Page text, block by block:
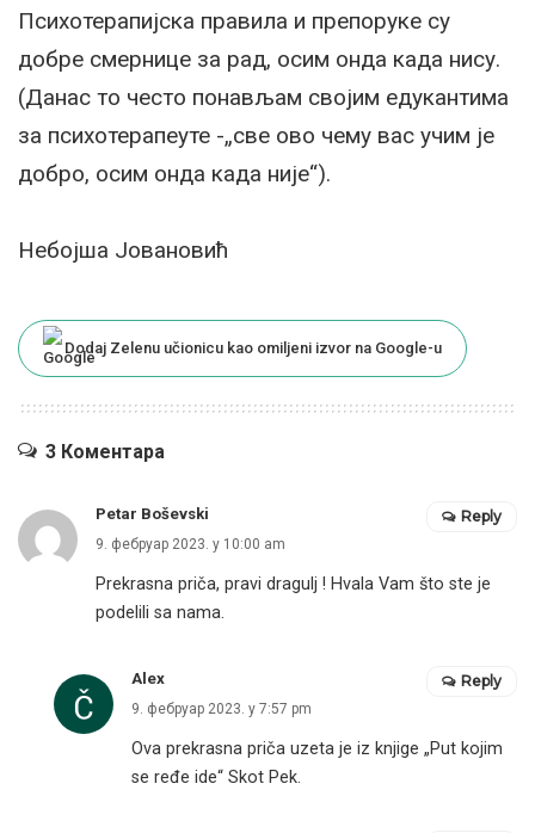
Психотерапијска правила и препоруке су
добре смернице за рад, осим онда када нису.
(Данас то често понављам својим едукантима
за психотерапеуте -„све ово чему вас учим је
добро, осим онда када није“).
Небојша Јовановић
Dodaj Zelenu učionicu kao omiljeni izvor na Google-u
3 Коментара
Petar Boševski
9. фебруар 2023. у 10:00 am
Prekrasna priča, pravi dragulj ! Hvala Vam što ste je
podelili sa nama.
Reply
Alex
9. фебруар 2023. у 7:57 pm
Ova prekrasna priča uzeta je iz knjige „Put kojim
se ređe ide“ Skot Pek.
Reply